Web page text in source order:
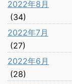
2022年8月
(34)
2022年7月
(27)
2022年6月
(28)